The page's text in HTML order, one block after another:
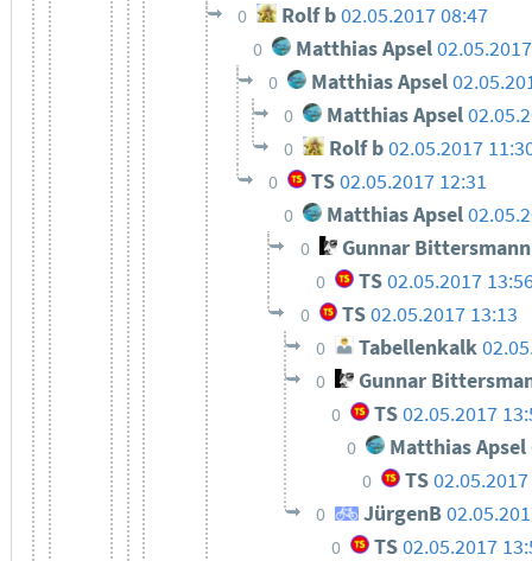
0 Rolf b02.05.2017 08:47
0 Matthias Apsel
0 Matthias Apsel
0 Matthias Apsel
0 Rolf b02.05.2017
0 TS02.05.2017 12:31
0 Matthias Apsel
0 Gunnar Bittersmann
0 TS 02.05.2017
0 TS02.05.2017 13:13
0 Tabellenkalk
0 Gunnar
0 TS02.05.2017
0 Matthias Apsel
0 TS
0 JürgenB
0 TS02.05.2017